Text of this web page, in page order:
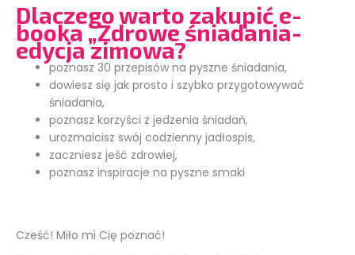
Dlaczego warto zakupić e-
booka „Zdrowe śniadania-
edycja zimowa?
poznasz 30 przepisów na pyszne śniadania,
dowiesz się jak prosto i szybko przygotowywać
śniadania,
poznasz korzyści z jedzenia śniadań,
urozmaicisz swój codzienny jadłospis,
zaczniesz jeść zdrowiej,
poznasz inspiracje na pyszne smaki
Cześć! Miło mi Cię poznać!